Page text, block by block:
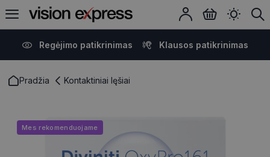
Regėjimo patikrinimas Klausos patikrinimas
Pradžia Kontaktiniai lęšiai
Mes rekomenduojame